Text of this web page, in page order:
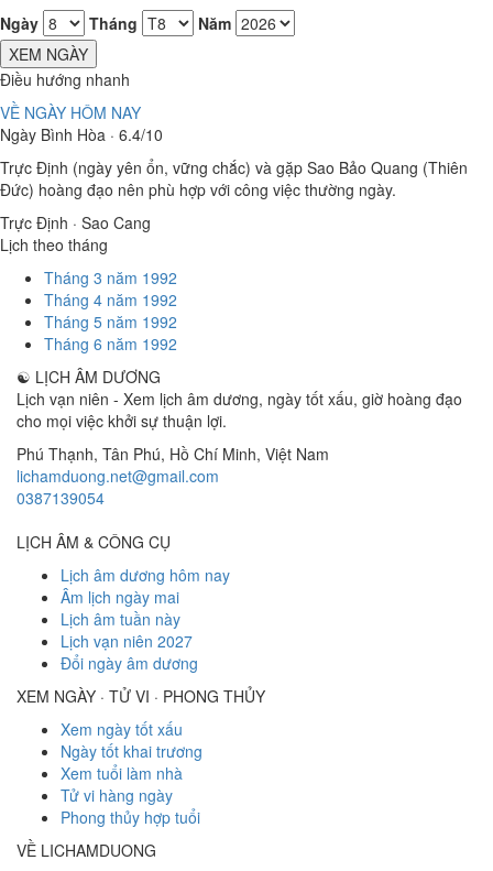
Ngày
Tháng
Năm
XEM NGÀY
Điều hướng nhanh
VỀ NGÀY HÔM NAY
Ngày Bình Hòa · 6.4/10
Trực Định (ngày yên ổn, vững chắc) và gặp Sao Bảo Quang (Thiên
Đức) hoàng đạo nên phù hợp với công việc thường ngày.
Trực Định · Sao Cang
Lịch theo tháng
Tháng 3 năm 1992
Tháng 4 năm 1992
Tháng 5 năm 1992
Tháng 6 năm 1992
☯ LỊCH ÂM DƯƠNG
Lịch vạn niên - Xem lịch âm dương, ngày tốt xấu, giờ hoàng đạo
cho mọi việc khởi sự thuận lợi.
Phú Thạnh, Tân Phú, Hồ Chí Minh, Việt Nam
lichamduong.net@gmail.com
0387139054
LỊCH ÂM & CÔNG CỤ
Lịch âm dương hôm nay
Âm lịch ngày mai
Lịch âm tuần này
Lịch vạn niên 2027
Đổi ngày âm dương
XEM NGÀY · TỬ VI · PHONG THỦY
Xem ngày tốt xấu
Ngày tốt khai trương
Xem tuổi làm nhà
Tử vi hàng ngày
Phong thủy hợp tuổi
VỀ LICHAMDUONG